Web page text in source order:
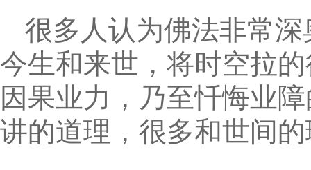
很多人认为佛法非常
今生和来世，将时空拉
因果业力，乃至忏悔业
讲的道理，很多和世间